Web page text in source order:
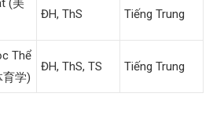
(美
ĐH, ThS Tiếng Trung
Thể
育学)
ĐH, ThS, TS Tiếng Trung